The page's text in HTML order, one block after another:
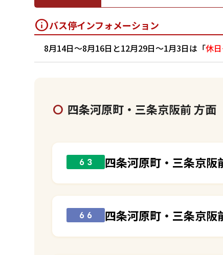
バス停インフォメーション
8月14日～8月16日と12月29日～1月3日は「休
四条河原町・三条京阪前 方面
６３ 四条河原町・三条京阪
６６ 四条河原町・三条京阪